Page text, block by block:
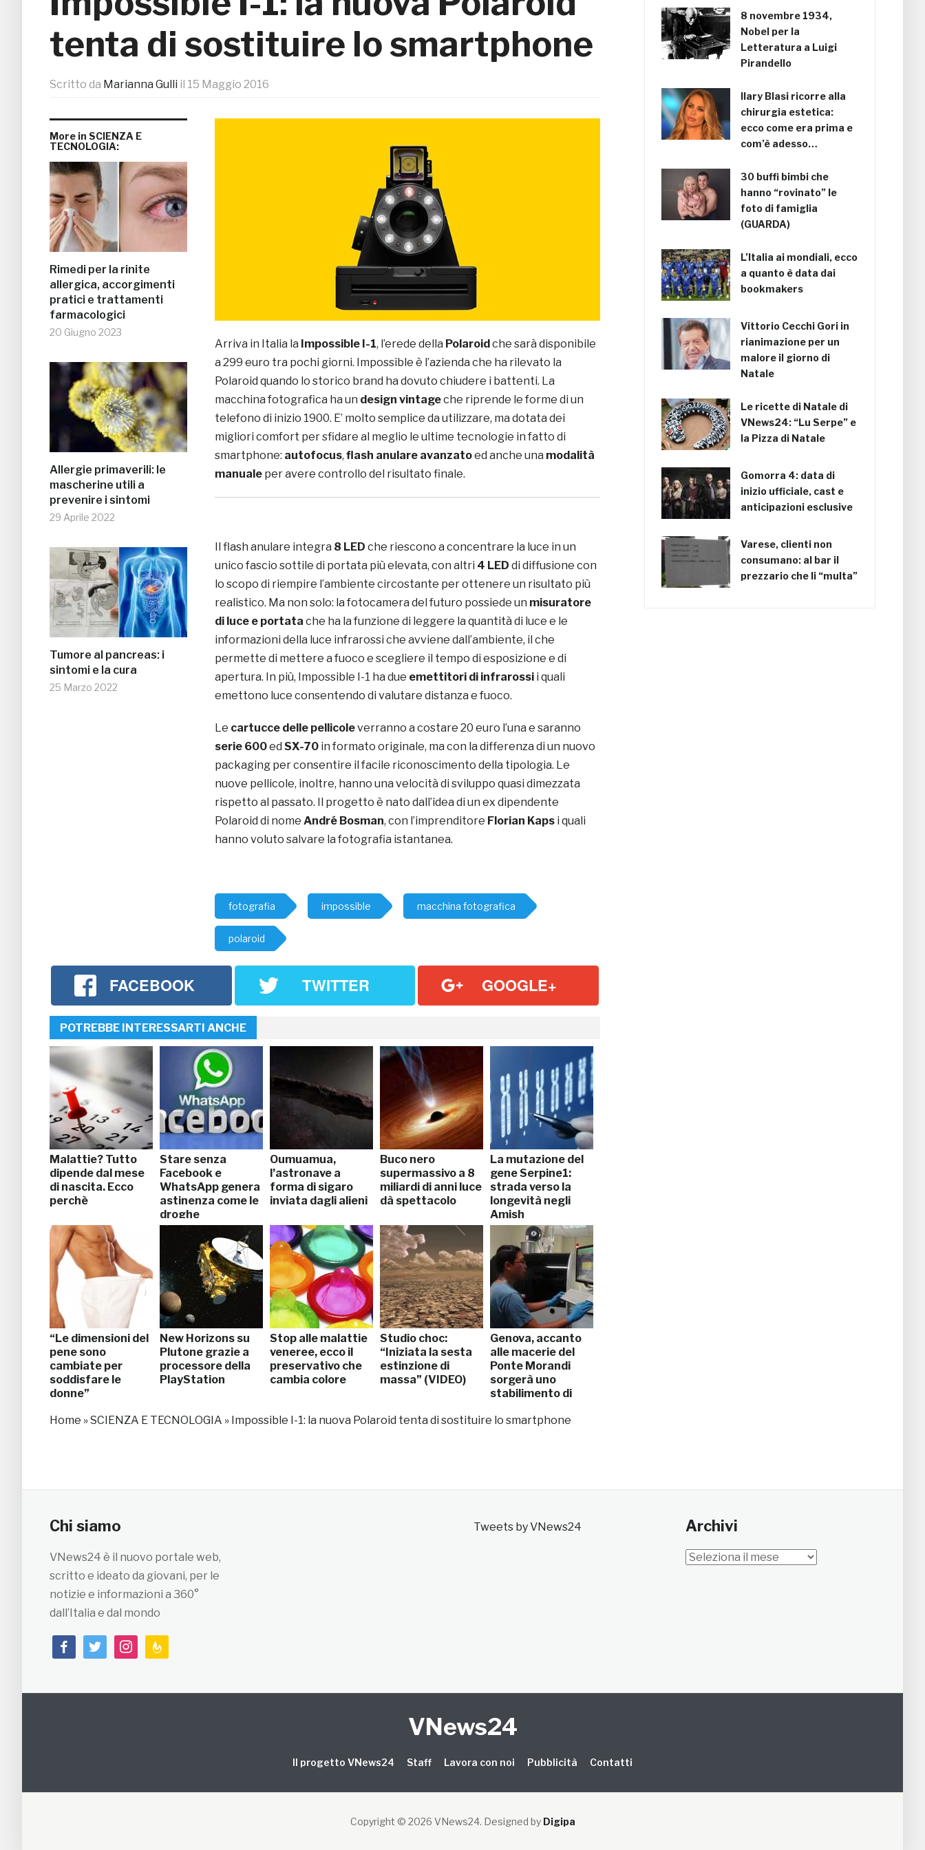
tenta di sostituire lo smartphone
Scritto da Marianna Gulli il 15 Maggio 2016
More in SCIENZA E
TECNOLOGIA:
Rimedi per la rinite
allergica, accorgimenti
pratici e trattamenti
farmacologici
20 Giugno 2023
Allergie primaverili: le
mascherine utili a
prevenire i sintomi
29 Aprile 2022
Tumore al pancreas: i
sintomi e la cura
25 Marzo 2022
Arriva in Italia la Impossible I-1, l’erede della Polaroidche sarà disponibile
a 299 euro tra pochi giorni. Impossible è l’azienda che ha rilevato la
Polaroid quando lo storico brand ha dovuto chiudere i battenti. La
macchina fotografica ha un design vintageche riprende le forme di un
telefono di inizio 1900. E’ molto semplice da utilizzare, ma dotata dei
migliori comfort per sfidare al meglio le ultime tecnologie in fatto di
smartphone: autofocus, flash anulare avanzatoed anche una modalità
manuale per avere controllo del risultato finale.
Il flash anulare integra 8 LED che riescono a concentrare la luce in un
unico fascio sottile di portata più elevata, con altri 4 LED di diffusione con
lo scopo di riempire l’ambiente circostante per ottenere un risultato più
realistico. Ma non solo: la fotocamera del futuro possiede un misuratore
di luce e portata che ha la funzione di leggere la quantità di luce e le
informazioni della luce infrarossi che avviene dall’ambiente, il che
permette di mettere a fuoco e scegliere il tempo di esposizione e di
apertura. In più, Impossible I-1 ha due emettitori di infrarossi i quali
emettono luce consentendo di valutare distanza e fuoco.
Le cartucce delle pellicoleverranno a costare 20 euro l’una e saranno
serie 600ed SX-70 in formato originale, ma con la differenza di un nuovo
packaging per consentire il facile riconoscimento della tipologia. Le
nuove pellicole, inoltre, hanno una velocità di sviluppo quasi dimezzata
rispetto al passato. Il progetto è nato dall’idea di un ex dipendente
Polaroid di nome André Bosman, con l’imprenditore Florian Kaps i quali
hanno voluto salvare la fotografia istantanea.
fotografia impossible macchina fotografica
polaroid
FACEBOOK TWITTER GOOGLE+
POTREBBE INTERESSARTI ANCHE
Malattie? Tutto
dipende dal mese
di nascita. Ecco
perchè
Stare senza
Facebook e
WhatsApp genera
astinenza come le
droghe
Oumuamua,
l’astronave a
forma di sigaro
inviata dagli alieni
Buco nero
supermassivo a 8
miliardi di anni luce
dà spettacolo
La mutazione del
gene Serpine1:
strada verso la
longevità negli
Amish
“Le dimensioni del
pene sono
cambiate per
soddisfare le
donne”
New Horizons su
Plutone grazie a
processore della
PlayStation
Stop alle malattie
veneree, ecco il
preservativo che
cambia colore
Studio choc:
“Iniziata la sesta
estinzione di
massa” (VIDEO)
Genova, accanto
alle macerie del
Ponte Morandi
sorgerà uno
stabilimento di
Home »SCIENZA E TECNOLOGIA » Impossible I-1: la nuova Polaroid tenta di sostituire lo smartphone
8 novembre 1934,
Nobel per la
Letteratura a Luigi
Pirandello
Ilary Blasi ricorre alla
chirurgia estetica:
ecco come era prima e
com’è adesso…
30 buffi bimbi che
hanno “rovinato” le
foto di famiglia
(GUARDA)
L’Italia ai mondiali, ecco
a quanto è data dai
bookmakers
Vittorio Cecchi Gori in
rianimazione per un
malore il giorno di
Natale
Le ricette di Natale di
VNews24: “Lu Serpe” e
la Pizza di Natale
Gomorra 4: data di
inizio ufficiale, cast e
anticipazioni esclusive
Varese, clienti non
consumano: al bar il
prezzario che li “multa”
Chi siamo
VNews24 è il nuovo portale web,
scritto e ideato da giovani, per le
notizie e informazioni a 360°
dall’Italia e dal mondo
facebooktwitterinstagramfeedburner
Tweets by VNews24 Archivi
Archivi
VNews24
Il progetto VNews24 Staff Lavora con noi Pubblicità Contatti
Copyright © 2026 VNews24. Designed by Digipa